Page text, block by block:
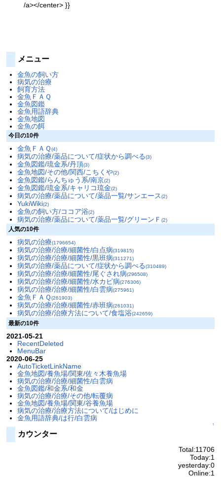
/a></center> }}
メニュー
金魚の飼い方
病気の治療
飼育方法
金魚ＦＡＱ
金魚図鑑
金魚用語辞典
金魚地図
金魚の餌
今日の10件
金魚ＦＡＱ(4)
病気の治療/薬品について/症状から調べる(3)
金魚図鑑/琉金系/丹頂(3)
金魚地図/その他/関西/こちくや(2)
金魚図鑑/らんちゅう系/南京(2)
金魚図鑑/琉金系/キャリコ琉金(2)
病気の治療/薬品について/薬品一覧/サンエース(2)
YukiWiki(2)
金魚の飼い方/ココア浴(2)
病気の治療/薬品について/薬品一覧/グリーンＦ (2)
人気の10件
病気の治療(1796654)
病気の治療/治療/細菌性/白点病(319815)
病気の治療/治療/細菌性/黒班病(311271)
病気の治療/薬品について/症状から調べる(310489)
病気の治療/治療/細菌性/尾ぐされ病(296508)
病気の治療/治療/細菌性/水カビ病(276306)
病気の治療/治療/細菌性/白雲病(275961)
金魚ＦＡＱ(261903)
病気の治療/治療/細菌性/赤班病(261031)
病気の治療/治療方法について/食塩浴(242659)
最新の10件
2021-05-21
RecentDeleted
MenuBar
2020-06-25
AutoTicketLinkName
金魚地図/養魚場/関東/佐々木養魚場
病気の治療/治療/細菌性/白雲病
金魚図鑑/和金系/和金
病気の治療/治療/その他/転覆病
金魚地図/養魚場/関東/谷養魚場
病気の治療/治療方法について/はじめに
金魚用語辞典/は行/白雲病
↑
カウンター
Total:11706
Today:1
yesterday:0
Online:1